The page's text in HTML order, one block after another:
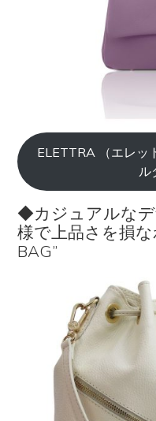
ELETTRA （エレッ
ル
◆カジュアルな
様で上品さを損
BAG”